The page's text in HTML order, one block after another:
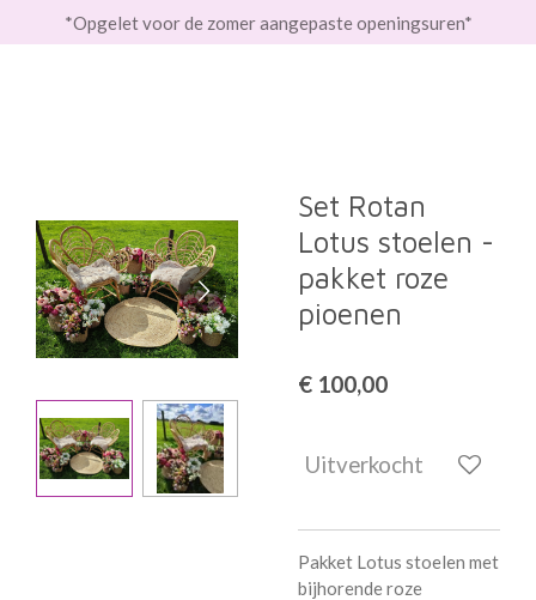
direct
*Opgelet voor de zomer aangepaste openingsuren*
Set Rotan
Lotus stoelen -
pakket roze
pioenen
€ 100,00
Uitverkocht
Pakket Lotus stoelen met
bijhorende roze